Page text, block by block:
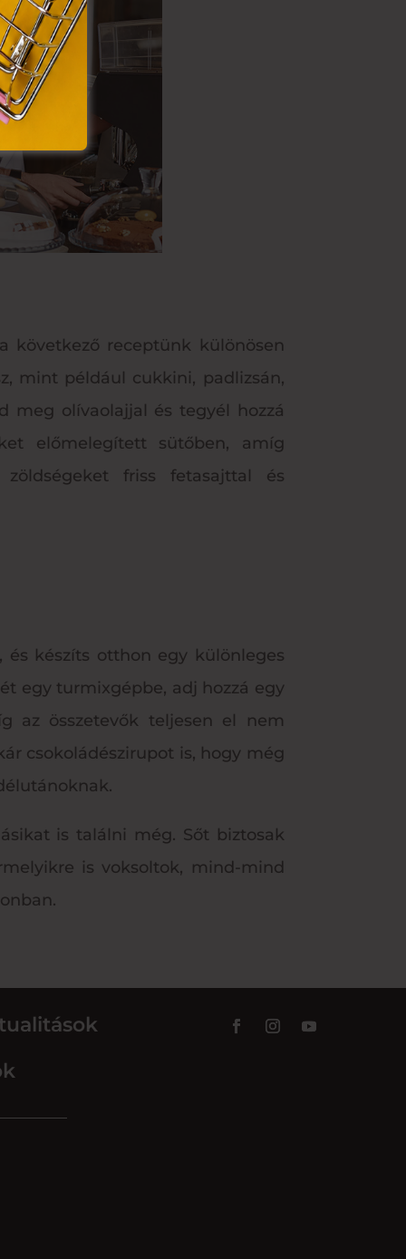
következő receptünk különösen
mint például cukkini, padlizsán,
meg olívaolajjal és tegyél hozzá
előmelegített sütőben, amíg
friss fetasajttal és
készíts otthon egy különleges
egy turmixgépbe, adj hozzá egy
az összetevők teljesen el nem
csokoládészirupot is, hogy még
is találni még. Sőt biztosak
is voksoltok, mind-mind